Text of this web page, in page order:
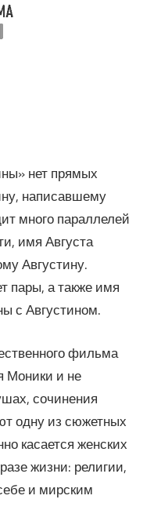
нет прямых
написавшему
много параллелей
имя Августа
Августину.
пары, а также имя
с Августином.
фильма
Моники и не
сочинения
одну из сюжетных
касается женских
жизни: религии,
и мирским